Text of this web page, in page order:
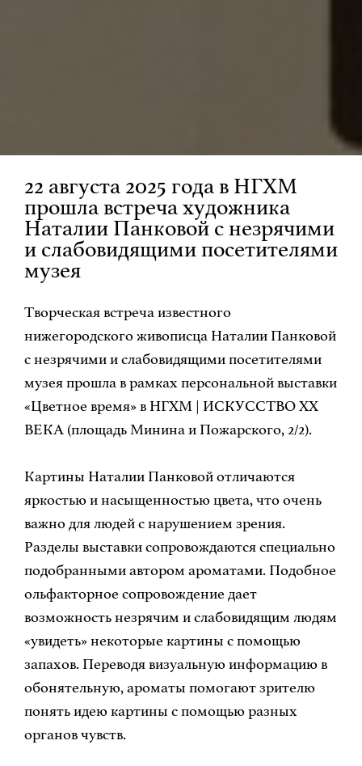
22 августа 2025 года в НГХМ
прошла встреча художника
Наталии Панковой с незрячими
и слабовидящими посетителями
музея
Творческая встреча известного
нижегородского живописца Наталии Панковой
с незрячими и слабовидящими посетителями
музея прошла в рамках персональной выставки
«Цветное время» в НГХМ | ИСКУССТВО ХХ
ВЕКА (площадь Минина и Пожарского, 2/2).
Картины Наталии Панковой отличаются
яркостью и насыщенностью цвета, что очень
важно для людей с нарушением зрения.
Разделы выставки сопровождаются специально
подобранными автором ароматами. Подобное
ольфакторное сопровождение дает
возможность незрячим и слабовидящим людям
«увидеть» некоторые картины с помощью
запахов. Переводя визуальную информацию в
обонятельную, ароматы помогают зрителю
понять идею картины с помощью разных
органов чувств.